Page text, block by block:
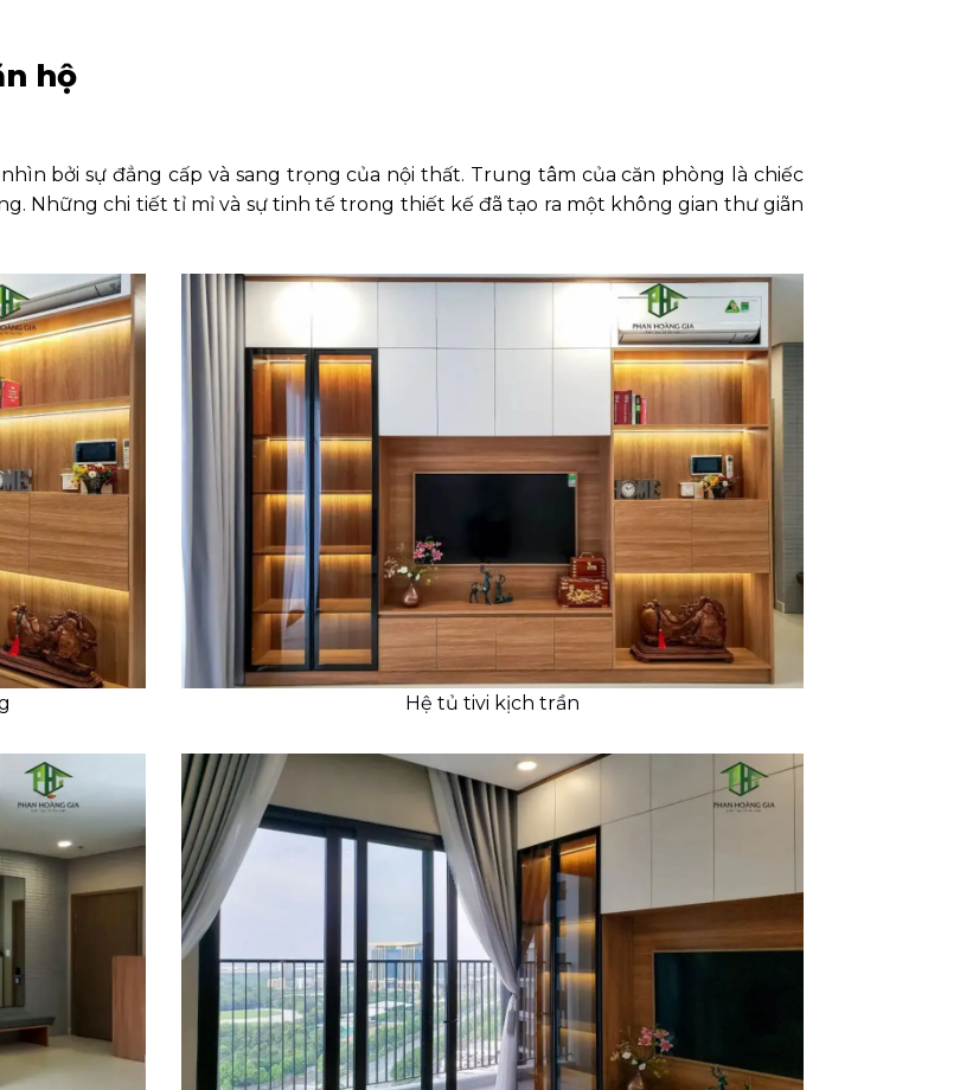
hộ
bởi sự đẳng cấp và sang trọng của nội thất. Trung tâm của căn phòng là chiếc
Những chi tiết tỉ mỉ và sự tinh tế trong thiết kế đã tạo ra một không gian thư giãn
Hệ tủ tivi kịch trần